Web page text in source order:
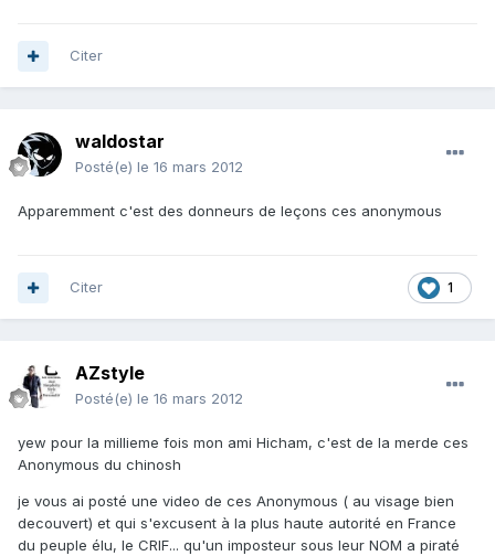
Citer
waldostar
Posté(e) le 16 mars 2012
Apparemment c'est des donneurs de leçons ces anonymous
1
Citer
AZstyle
Posté(e) le 16 mars 2012
yew pour la millieme fois mon ami Hicham, c'est de la merde ces
Anonymous du chinosh
je vous ai posté une video de ces Anonymous ( au visage bien
decouvert) et qui s'excusent à la plus haute autorité en France
du peuple élu, le CRIF... qu'un imposteur sous leur NOM a piraté